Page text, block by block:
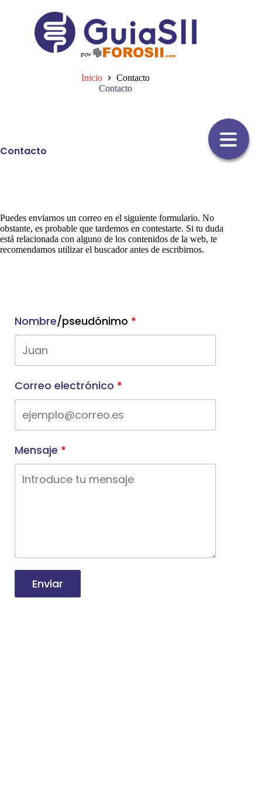
contenido
Inicio
Contacto
Contacto
Contacto
Puedes enviarnos un correo en el siguiente formulario. No
obstante, es probable que tardemos en contestarte. Si tu duda
está relacionada con alguno de los contenidos de la web, te
recomendamos utilizar el buscador antes de escribirnos.
Nombre/pseudónimo
Correo electrónico
Mensaje
Enviar